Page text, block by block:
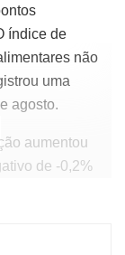
índice de
não
uma
agosto.
aumentou
de -0,2%